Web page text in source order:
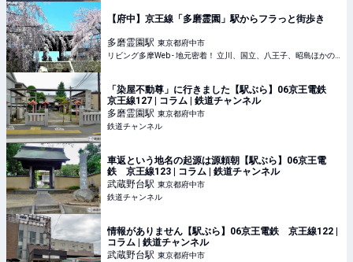
【府中】京王線「多磨霊園」駅からフラっと街歩き
多磨霊園駅 東京都府中市
「染屋不動尊」に行きました【駅ぶら】06京王電鉄
京王線127 | コラム | 鉄道チャンネル
多磨霊園駅 東京都府中市
鉄道チャンネル
車返という地名の起源は源頼朝【駅ぶら】06京王電
鉄 京王線123 | コラム | 鉄道チャンネル
武蔵野台駅 東京都府中市
鉄道チャンネル
情報がありません【駅ぶら】06京王電鉄 京王線122 |
コラム | 鉄道チャンネル
武蔵野台駅 東京都府中市